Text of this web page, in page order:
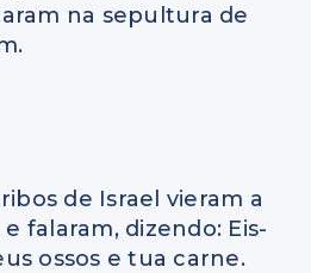
na sepultura de
de Israel vieram a
falaram, dizendo: Eis-
ossos e tua carne.